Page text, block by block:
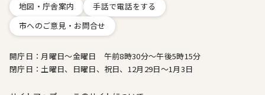
地図・庁舎案内
手話で電話をする
市へのご意見・お問合せ
開庁日：月曜日～金曜日 午前8時30分～午後5時15分
閉庁日：土曜日、日曜日、祝日、12月29日～1月3日